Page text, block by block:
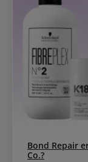
Bond Repair
Co.?